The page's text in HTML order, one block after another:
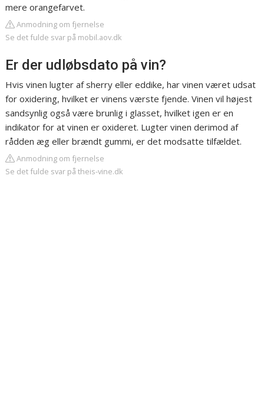
mere orangefarvet.
Anmodning om fjernelse
Se det fulde svar på mobil.aov.dk
Er der udløbsdato på vin?
Hvis vinen lugter af sherry eller eddike, har vinen været udsat
for oxidering, hvilket er vinens værste fjende. Vinen vil højest
sandsynlig også være brunlig i glasset, hvilket igen er en
indikator for at vinen er oxideret. Lugter vinen derimod af
rådden æg eller brændt gummi, er det modsatte tilfældet.
Anmodning om fjernelse
Se det fulde svar på theis-vine.dk